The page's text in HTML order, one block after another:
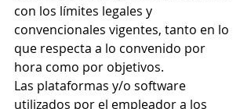
con los límites legales y
convencionales vigentes, tanto en lo
que respecta a lo convenido por
hora como por objetivos.
Las plataformas y/o software
utilizados por el empleador a los